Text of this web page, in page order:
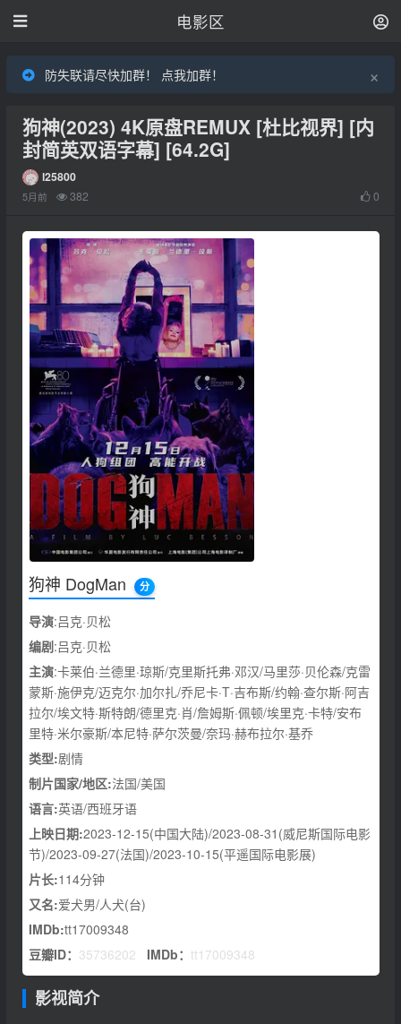
电影区
防失联请尽快加群！ 点我加群！
×
狗神(2023) 4K原盘REMUX [杜比视界] [内
封简英双语字幕] [64.2G]
l25800
5月前 382 0
狗神 DogMan 分
导演:吕克·贝松
编剧:吕克·贝松
主演:卡莱伯·兰德里·琼斯/克里斯托弗·邓汉/马里莎·贝伦森/克雷
蒙斯·施伊克/迈克尔·加尔扎/乔尼卡·T·吉布斯/约翰·查尔斯·阿吉
拉尔/埃文特·斯特朗/德里克·肖/詹姆斯·佩顿/埃里克·卡特/安布
里特·米尔豪斯/本尼特·萨尔茨曼/奈玛·赫布拉尔·基乔
类型:剧情
制片国家/地区:法国/美国
语言:英语/西班牙语
上映日期:2023-12-15(中国大陆)/2023-08-31(威尼斯国际电影
节)/2023-09-27(法国)/2023-10-15(平遥国际电影展)
片长:114分钟
又名:爱犬男/人犬(台)
IMDb:tt17009348
豆瓣ID： 35736202 IMDb： tt17009348
影视简介